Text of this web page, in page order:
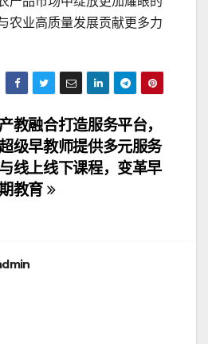
农业高质量发展贡献更多力
产教融合打造服务平台，
级早教师提供多元服务
与线上线下课程，变革早
教育